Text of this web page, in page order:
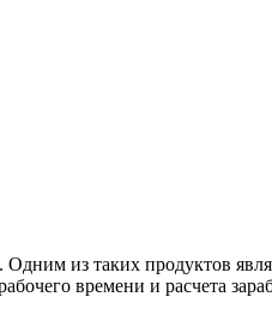
из таких продуктов
времени и расчета